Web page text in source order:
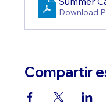
Download
Compartir